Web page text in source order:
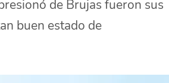
de Brujas fueron sus
buen estado de